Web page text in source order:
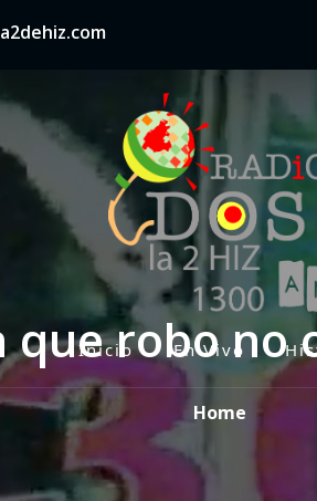
P
r
i
a
Inicio En Vivo
que robo no
Home